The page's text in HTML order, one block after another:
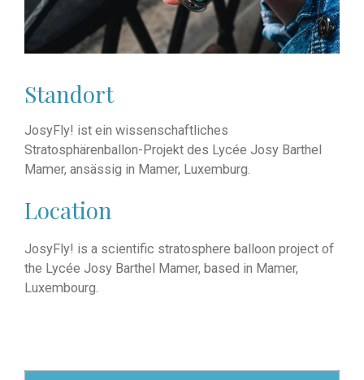
Standort
JosyFly! ist ein wissenschaftliches
Stratosphärenballon-Projekt des Lycée Josy Barthel
Mamer, ansässig in Mamer, Luxemburg.
Location
JosyFly! is a scientific stratosphere balloon project of
the Lycée Josy Barthel Mamer, based in Mamer,
Luxembourg.